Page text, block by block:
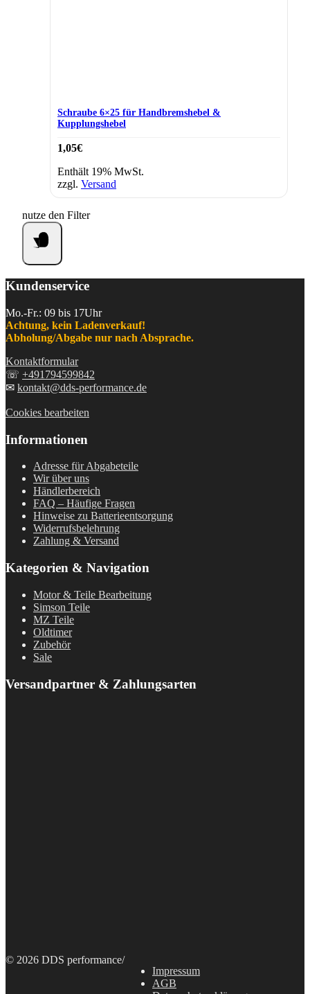
Schraube 6×25 für Handbremshebel &
Kupplungshebel
1,05€
Enthält 19% MwSt.
zzgl. Versand
nutze den Filter
Kundenservice
Mo.-Fr.: 09 bis 17Uhr
Achtung, kein Ladenverkauf!
Abholung/Abgabe nur nach Absprache.
Kontaktformular
☏ +491794599842
✉ kontakt@dds-performance.de
Cookies bearbeiten
Informationen
Adresse für Abgabeteile
Wir über uns
Händlerbereich
FAQ – Häufige Fragen
Hinweise zu Batterieentsorgung
Widerrufsbelehrung
Zahlung & Versand
Kategorien & Navigation
Motor & Teile Bearbeitung
Simson Teile
MZ Teile
Oldtimer
Zubehör
Sale
Versandpartner & Zahlungsarten
© 2026 DDS performance/
Impressum
AGB